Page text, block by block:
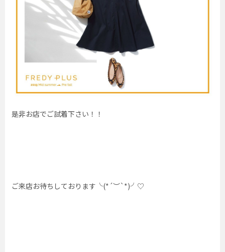
是非お店でご試着下さい！！
ご来店お待ちしております╰(*´︶`*)╯♡